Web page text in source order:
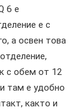
6 е
е с
а освен това
с обем от 12
там е удобно
както и